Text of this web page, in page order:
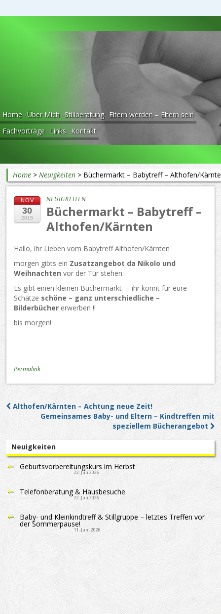
Home Über Mich Stillberatung Eltern werden – Eltern sein
Fachvorträge Links Kontakt
Beratung rund ums Baby
Home >Neuigkeiten > Büchermarkt – Babytreff – Althofen/
NOV
30
2015
NEUIGKEITEN
Büchermarkt – Babytreff –
Althofen/Kärnten
Hallo, ihr Lieben vom Babytreff Althofen/Kärnten
morgen gibts ein Zusatzangebot da Nikolo und
Weihnachten vor der Tür stehen:
Es gibt einen kleinen Büchermarkt – ihr könnt für eure
Schätze schöne – ganz unterschiedliche –
Bilderbücher erwerben !!
bis morgen!
Permalink
Post navigation
Althofen/Kärnten – Achtung neue Zeit!
Gemeinsames Baby- und Eltern – Kindtreffen mit
speziellem Bücherangebot
Neuigkeiten
Geburtsvorbereitungskurs im Herbst
22. Juli 2026
Telefonberatung & Hausbesuche
22. Juli 2026
Baby- und Kleinkindtreff & Stillgruppe – letztes Treffen vor
der Sommerpause!
11. Juni 2026